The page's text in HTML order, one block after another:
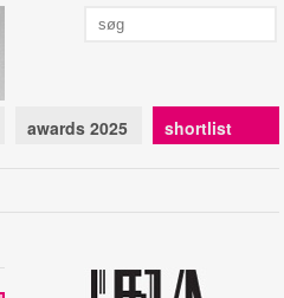
awards 2025 shortlist